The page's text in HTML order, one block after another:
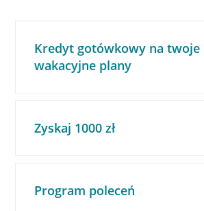
Kredyt gotówkowy na twoje
wakacyjne plany
Zyskaj 1000 zł
Program poleceń